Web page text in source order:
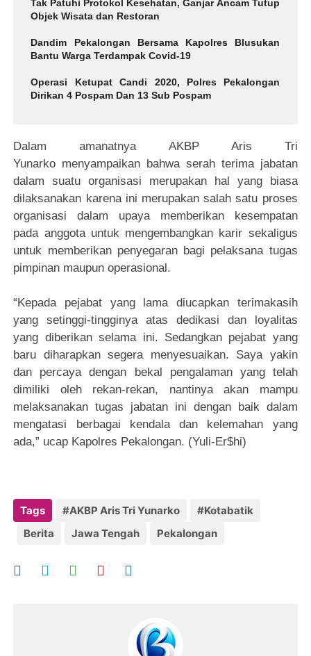
Tak Patuhi Protokol Kesehatan, Ganjar Ancam Tutup
Objek Wisata dan Restoran
Dandim Pekalongan Bersama Kapolres Blusukan
Bantu Warga Terdampak Covid-19
Operasi Ketupat Candi 2020, Polres Pekalongan
Dirikan 4 Pospam Dan 13 Sub Pospam
Dalam amanatnya AKBP Aris Tri
Yunarko menyampaikan bahwa serah terima jabatan
dalam suatu organisasi merupakan hal yang biasa
dilaksanakan karena ini merupakan salah satu proses
organisasi dalam upaya memberikan kesempatan
pada anggota untuk mengembangkan karir sekaligus
untuk memberikan penyegaran bagi pelaksana tugas
pimpinan maupun operasional.
“Kepada pejabat yang lama diucapkan terimakasih
yang setinggi-tingginya atas dedikasi dan loyalitas
yang diberikan selama ini. Sedangkan pejabat yang
baru diharapkan segera menyesuaikan. Saya yakin
dan percaya dengan bekal pengalaman yang telah
dimiliki oleh rekan-rekan, nantinya akan mampu
melaksanakan tugas jabatan ini dengan baik dalam
mengatasi berbagai kendala dan kelemahan yang
ada,” ucap Kapolres Pekalongan. (Yuli-Er$hi)
Tags #AKBP Aris Tri Yunarko
#Kotabatik
Berita
Jawa Tengah Pekalongan